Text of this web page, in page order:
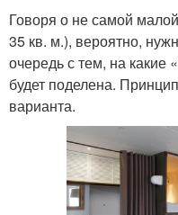
Говоря о не самой
35 кв. м.), вероятно,
очередь с тем, на какие
будет поделена.
варианта.